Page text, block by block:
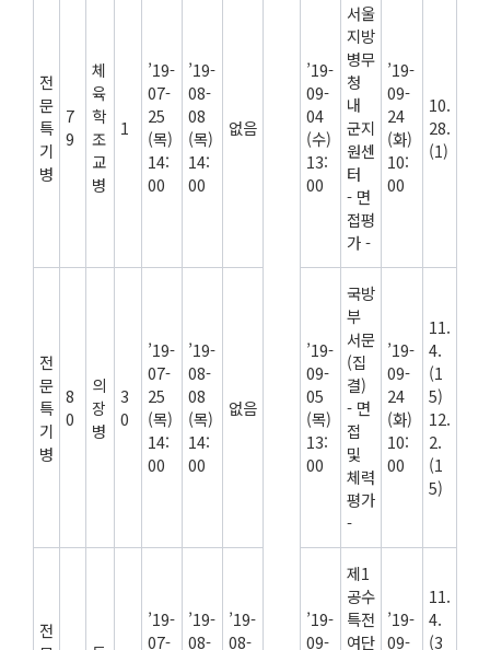
전
문
특
기
병
7
9
체
육
학
조
교
병
1
’19-
07-
25
(목)
14:
00
’19-
08-
08
(목)
14:
00
없음
’19-
09-
04
(수)
13:
00
서울
지방
병무
청
내
군지
원센
터
- 면
접평
가 -
’19-
09-
24
(화)
10:
00
10.
28.
(1)
전
문
특
기
병
8
0
의
장
병
3
0
’19-
07-
25
(목)
14:
00
’19-
08-
08
(목)
14:
00
없음
’19-
09-
05
(목)
13:
00
국방
부
서문
(집
결)
- 면
접
및
체력
평가
-
’19-
09-
24
(화)
10:
00
11.
4.
(1
5)
12.
2.
(1
5)
전
’19-
07-
’19-
08-
’19-
08-
’19-
09-
제1
공수
특전
여단
’19-
09-
11.
4.
(3